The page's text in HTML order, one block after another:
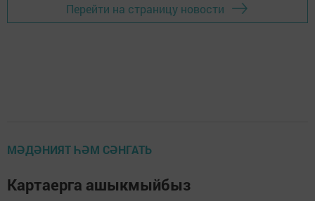
Перейти на страницу новости
МӘДӘНИЯТ ҺӘМ СӘНГАТЬ
Картаерга ашыкмыйбыз